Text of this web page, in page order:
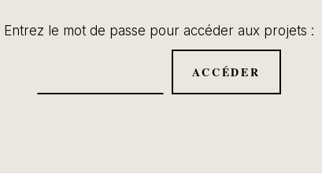
Entrez le mot de passe pour accéder aux projets :